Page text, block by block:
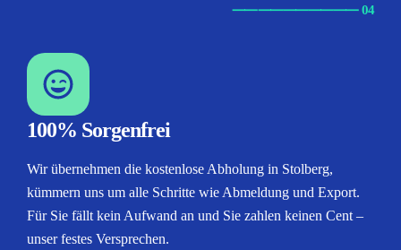
⸺⸺⸺⸺⸺ 04
100% Sorgenfrei
Wir übernehmen die kostenlose Abholung in Stolberg,
kümmern uns um alle Schritte wie Abmeldung und Export.
Für Sie fällt kein Aufwand an und Sie zahlen keinen Cent –
unser festes Versprechen.